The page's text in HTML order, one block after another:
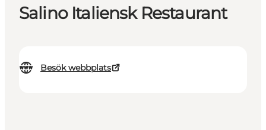
Salino Italiensk Restaurant
Besök webbplats